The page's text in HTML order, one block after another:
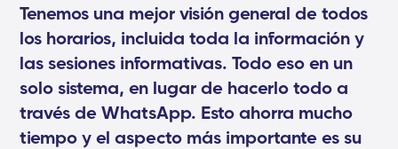
Tenemos una mejor visión general de todos
los horarios, incluida toda la información y
las sesiones informativas. Todo eso en un
solo sistema, en lugar de hacerlo todo a
través de WhatsApp. Esto ahorra mucho
tiempo y el aspecto más importante es su